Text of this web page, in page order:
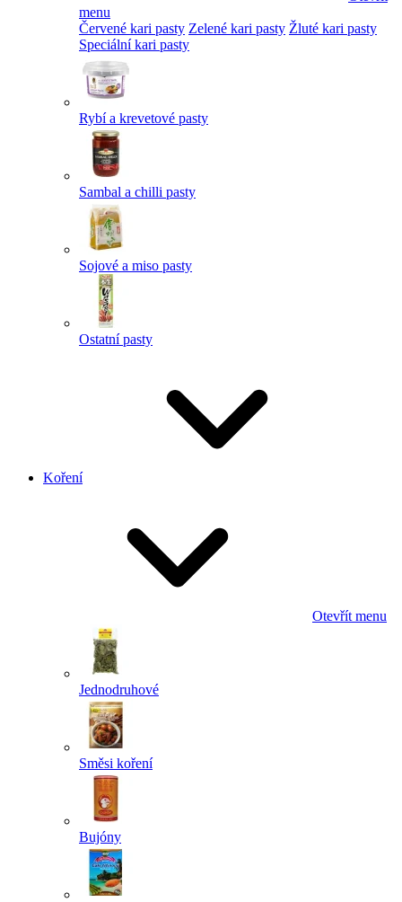
menu
Červené kari pasty Zelené kari pasty Žluté kari pasty
Speciální kari pasty
Rybí a krevetové pasty
Sambal a chilli pasty
Sojové a miso pasty
Ostatní pasty
Koření
Otevřít menu
Jednodruhové
Směsi koření
Bujóny